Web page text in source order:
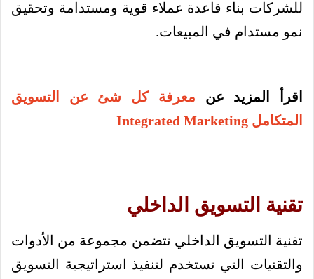
للشركات بناء قاعدة عملاء قوية ومستدامة وتحقيق
نمو مستدام في المبيعات.
اقرأ المزيد عن معرفة كل شئ عن التسويق
المتكامل Integrated Marketing
تقنية التسويق الداخلي
تقنية التسويق الداخلي تتضمن مجموعة من الأدوات
والتقنيات التي تستخدم لتنفيذ استراتيجية التسويق